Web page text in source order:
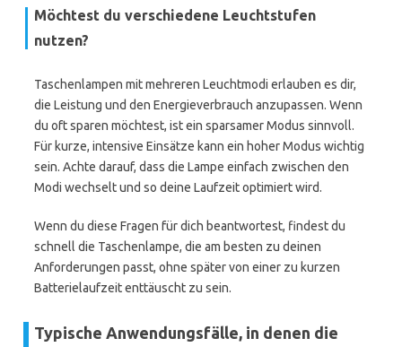
Möchtest du verschiedene Leuchtstufen
nutzen?
Taschenlampen mit mehreren Leuchtmodi erlauben es dir,
die Leistung und den Energieverbrauch anzupassen. Wenn
du oft sparen möchtest, ist ein sparsamer Modus sinnvoll.
Für kurze, intensive Einsätze kann ein hoher Modus wichtig
sein. Achte darauf, dass die Lampe einfach zwischen den
Modi wechselt und so deine Laufzeit optimiert wird.
Wenn du diese Fragen für dich beantwortest, findest du
schnell die Taschenlampe, die am besten zu deinen
Anforderungen passt, ohne später von einer zu kurzen
Batterielaufzeit enttäuscht zu sein.
Typische Anwendungsfälle, in denen die